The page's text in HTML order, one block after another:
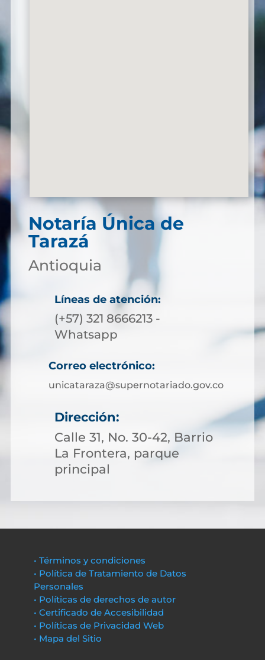
Notaría Única de
Tarazá
Antioquia
Líneas de atención:
(+57) 321 8666213 -
Whatsapp
Correo electrónico:
unicataraza@supernotariado.gov.co
Dirección:
Calle 31, No. 30-42, Barrio
La Frontera, parque
principal
• Términos y condiciones
• Política de Tratamiento de Datos
Personales
• Políticas de derechos de autor
• Certificado de Accesibilidad
• Políticas de Privacidad Web
• Mapa del Sitio